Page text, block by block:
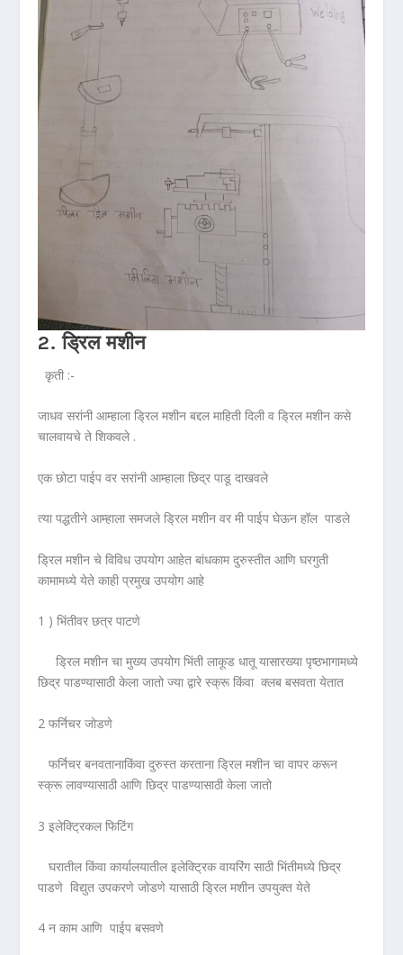
2. ड्रिल मशीन
कृती :-
जाधव सरांनी आम्हाला ड्रिल मशीन बद्दल माहिती दिली व ड्रिल मशीन कसे
चालवायचे ते शिकवले .
एक छोटा पाईप वर सरांनी आम्हाला छिद्र पाडू दाखवले
त्या पद्धतीने आम्हाला समजले ड्रिल मशीन वर मी पाईप घेऊन हॉल पाडले
ड्रिल मशीन चे विविध उपयोग आहेत बांधकाम दुरुस्तीत आणि घरगुती
कामामध्ये येते काही प्रमुख उपयोग आहे
1 ) भिंतीवर छत्र पाटणे
ड्रिल मशीन चा मुख्य उपयोग भिंती लाकूड धातू यासारख्या पृष्ठभागामध्ये
छिद्र पाडण्यासाठी केला जातो ज्या द्वारे स्क्रू किंवा क्लब बसवता येतात
2 फर्निचर जोडणे
फर्निचर बनवतानाकिंवा दुरुस्त करताना ड्रिल मशीन चा वापर करून
स्क्रू लावण्यासाठी आणि छिद्र पाडण्यासाठी केला जातो
3 इलेक्ट्रिकल फिटिंग
घरातील किंवा कार्यालयातील इलेक्ट्रिक वायरिंग साठी भिंतीमध्ये छिद्र
पाडणे विद्युत उपकरणे जोडणे यासाठी ड्रिल मशीन उपयुक्त येते
4 न काम आणि पाईप बसवणे